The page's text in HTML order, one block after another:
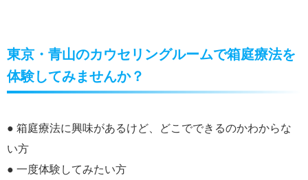
東京・青山のカウセリングルームで箱庭療法を
体験してみませんか？
● 箱庭療法に興味があるけど、どこでできるのかわからな
い方
● 一度体験してみたい方